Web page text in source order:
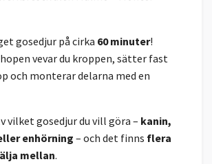
gosedjur på cirka 60 minuter!
vevar du kroppen, sätter fast
och monterar delarna med en
vilket gosedjur du vill göra – kanin,
enhörning– och det finns flera
mellan.